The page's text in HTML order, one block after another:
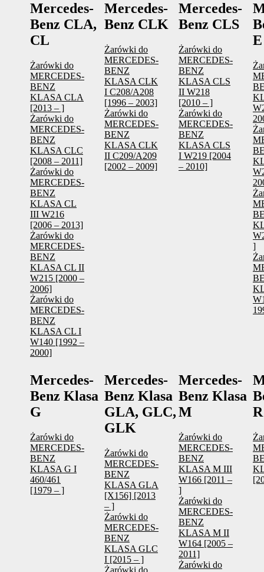
Mercedes-
Benz CLA,
CL
Żarówki do
MERCEDES-
BENZ
KLASA CLA
[2013 – ]
Żarówki do
MERCEDES-
BENZ
KLASA CLC
[2008 – 2011]
Żarówki do
MERCEDES-
BENZ
KLASA CL
III W216
[2006 – 2013]
Żarówki do
MERCEDES-
BENZ
KLASA CL II
W215 [2000 –
2006]
Żarówki do
MERCEDES-
BENZ
KLASA CL I
W140 [1992 –
2000]
Mercedes-
Benz CLK
Żarówki do
MERCEDES-
BENZ
KLASA CLK
I C208/A208
[1996 – 2003]
Żarówki do
MERCEDES-
BENZ
KLASA CLK
II C209/A209
[2002 – 2009]
Mercedes-
Benz CLS
Żarówki do
MERCEDES-
BENZ
KLASA CLS
II W218
[2010 – ]
Żarówki do
MERCEDES-
BENZ
KLASA CLS
I W219 [2004
– 2010]
E
]
Mercedes-
Benz Klasa
G
Żarówki do
MERCEDES-
BENZ
KLASA G I
460/461
[1979 – ]
Mercedes-
Benz Klasa
GLA, GLC,
GLK
Żarówki do
MERCEDES-
BENZ
KLASA GLA
[X156] [2013
– ]
Żarówki do
MERCEDES-
BENZ
KLASA GLC
I [2015 – ]
Mercedes-
Benz Klasa
M
Żarówki do
MERCEDES-
BENZ
KLASA M III
W166 [2011 –
]
Żarówki do
MERCEDES-
BENZ
KLASA M II
W164 [2005 –
2011]
Żarówki do
R